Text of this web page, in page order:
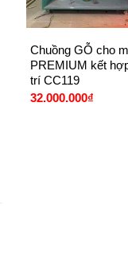
+
Chuồng GỖ cho
PREMIUM kết
trí CC119
32.000.000₫